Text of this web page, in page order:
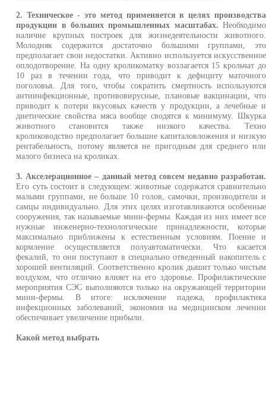
2. Техническое - это метод применяется в целях производства
продукции в больших промышленных масштабах. Необходимо
наличие крупных построек для жизнедеятельности животного.
Молодняк содержится достаточно большими группами, это
предполагает свои недостатки. Активно используется искусственное
оплодотворение. На одну кроликоматку возлагается 15 крольчат до
10 раз в течении года, что приводит к дефициту маточного
поголовья. Для того, чтобы сократить смертность используются
антиинфекционные, противовирусные, плановые вакцинации, что
приводит к потери вкусовых качеств у продукции, а лечебные и
диетические свойства мяса вообще сводятся к минимуму. Шкурка
животного становится также низкого качества. Техно
кролиководство предполагает большие капиталовложения и низкую
рентабельность, потому является не пригодным для среднего или
малого бизнеса на кроликах.
3. Акселерационное – данный метод совсем недавно разработан.
Его суть состоит в следующем: животные содержатся сравнительно
малыми группами, не больше 10 голов, самочки, производители и
самцы индивидуально. Для этих целях изготавливаются особенные
сооружения, так называемые мини-фермы. Каждая из них имеет все
нужные инженерно-технологические принадлежности, которые
максимально приближены к естественным условиям. Поение и
кормление осуществляется полуавтоматически. Что касается
фекалий, то они поступают в специально отведенный накопитель с
хорошей вентиляций. Соответственно кролик дышит только чистым
воздухом, что отлично влияет на его здоровье. Профилактические
мероприятия СЭС выполняются только на окружающей территории
мини-фермы. В итоге: исключение падежа, профилактика
инфекционных заболеваний, экономия на медицинском лечении
обеспечивает увеличение прибыли.
Какой метод выбрать